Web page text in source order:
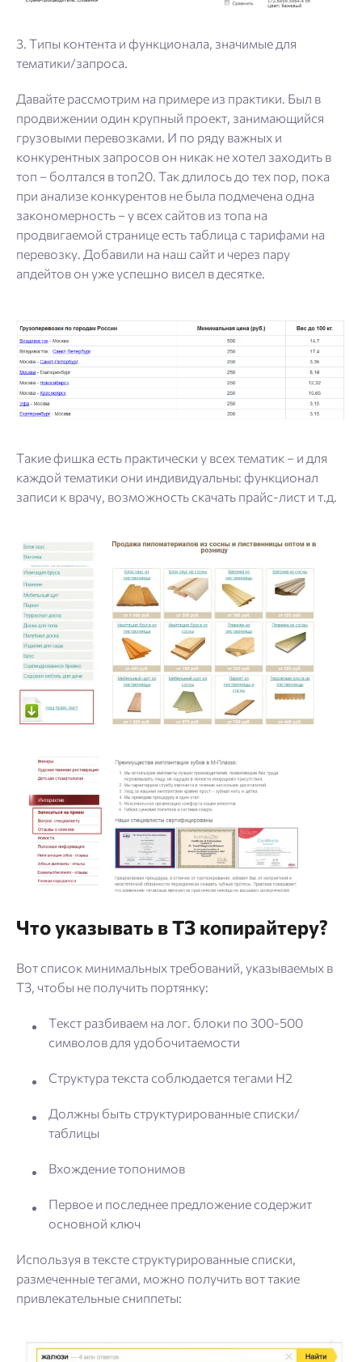
3. Типы контента и функционала, значимые для
тематики/запроса.
Давайте рассмотрим на примере из практики. Был в
продвижении один крупный проект, занимающийся
грузовыми перевозками. И по ряду важных и
конкурентных запросов он никак не хотел заходить в
топ – болтался в топ20. Так длилось до тех пор, пока
при анализе конкурентов не была подмечена одна
закономерность – у всех сайтов из топа на
продвигаемой странице есть таблица с тарифами на
перевозку. Добавили на наш сайт и через пару
апдейтов он уже успешно висел в десятке.
Такие фишка есть практически у всех тематик – и для
каждой тематики они индивидуальны: функционал
записи к врачу, возможность скачать прайс-лист и т.д.
Что указывать в ТЗ копирайтеру?
Вот список минимальных требований, указываемых в
ТЗ, чтобы не получить портянку:
Текст разбиваем на лог. блоки по 300-500
символов для удобочитаемости
Структура текста соблюдается тегами H2
Должны быть структурированные списки/
таблицы
Вхождение топонимов
Первое и последнее предложение содержит
основной ключ
Используя в тексте структурированные списки,
размеченные тегами, можно получить вот такие
привлекательные сниппеты: